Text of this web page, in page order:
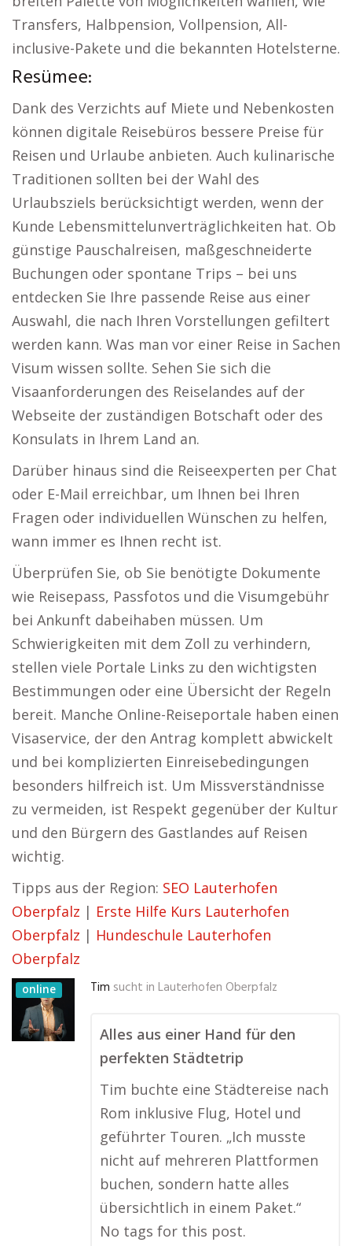
Transfers, Halbpension, Vollpension, All-
inclusive-Pakete und die bekannten Hotelsterne.
Resümee:
Dank des Verzichts auf Miete und Nebenkosten
können digitale Reisebüros bessere Preise für
Reisen und Urlaube anbieten. Auch kulinarische
Traditionen sollten bei der Wahl des
Urlaubsziels berücksichtigt werden, wenn der
Kunde Lebensmittelunverträglichkeiten hat. Ob
günstige Pauschalreisen, maßgeschneiderte
Buchungen oder spontane Trips – bei uns
entdecken Sie Ihre passende Reise aus einer
Auswahl, die nach Ihren Vorstellungen gefiltert
werden kann. Was man vor einer Reise in Sachen
Visum wissen sollte. Sehen Sie sich die
Visaanforderungen des Reiselandes auf der
Webseite der zuständigen Botschaft oder des
Konsulats in Ihrem Land an.
Darüber hinaus sind die Reiseexperten per Chat
oder E-Mail erreichbar, um Ihnen bei Ihren
Fragen oder individuellen Wünschen zu helfen,
wann immer es Ihnen recht ist.
Überprüfen Sie, ob Sie benötigte Dokumente
wie Reisepass, Passfotos und die Visumgebühr
bei Ankunft dabeihaben müssen. Um
Schwierigkeiten mit dem Zoll zu verhindern,
stellen viele Portale Links zu den wichtigsten
Bestimmungen oder eine Übersicht der Regeln
bereit. Manche Online-Reiseportale haben einen
Visaservice, der den Antrag komplett abwickelt
und bei komplizierten Einreisebedingungen
besonders hilfreich ist. Um Missverständnisse
zu vermeiden, ist Respekt gegenüber der Kultur
und den Bürgern des Gastlandes auf Reisen
wichtig.
Tipps aus der Region: SEO Lauterhofen
Oberpfalz | Erste Hilfe Kurs Lauterhofen
Oberpfalz | Hundeschule Lauterhofen
Oberpfalz
online Tim sucht in Lauterhofen Oberpfalz
Alles aus einer Hand für den
perfekten Städtetrip
Tim buchte eine Städtereise nach
Rom inklusive Flug, Hotel und
geführter Touren. „Ich musste
nicht auf mehreren Plattformen
buchen, sondern hatte alles
übersichtlich in einem Paket.“
No tags for this post.